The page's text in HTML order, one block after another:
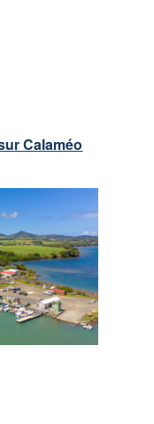
Calaméo